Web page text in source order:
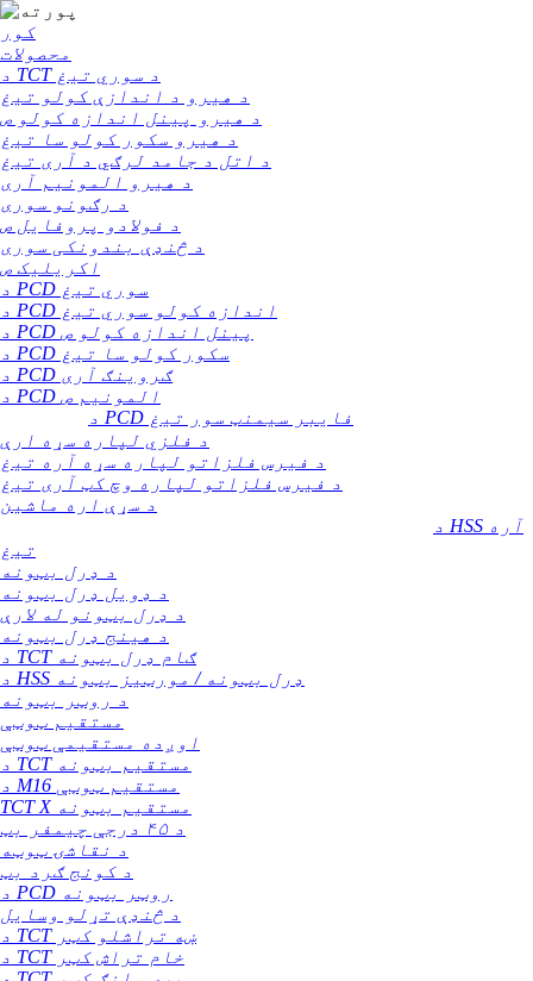
کور
محصولات
د TCT د سوري تیغ
د هیرو د اندازې کولو تیغ
د هیرو پینل اندازه کولو ص
د هیرو سکور کولو سا تیغ
د اتل د جامد لرګي د آری تیغ
د هیرو المونیم آری
د رګونو سوری
د فولادو پروفایل ص
د څنډې بندونکی سوری
اکریلیک ص
د PCD سوري تیغ
د PCD اندازه کولو سوري تیغ
د PCD پینل اندازه کولو ص
د PCD سکور کولو سا تیغ
د PCD ګروینګ آری
د PCD المونیم ص
د PCD فایبر سیمنټ سور تیغ
د فلزي لپاره سړه ارې
د فیرس فلزاتو لپاره سړه آره تیغ
د فیرس فلزاتو لپاره وچ کټ آری تیغ
د سړې اره ماشین
د HSS آره
تیغ
د ډرل بټونه
د ډویل ډرل بټونه
د ډرل بټونو له لارې
د هینج ډرل بټونه
د TCT ګام ډرل بټونه
د HSS ډرل بټونه / مورټیز بټونه
د روټر بټونه
مستقیم ټوټې
اوږده مستقیمې ټوټې
د TCT مستقیم بټونه
د M16 مستقیم ټوټې
TCT X مستقیم بټونه
د ۴۵ درجې چیمفر بټ
د نقاشۍ ټوټه
د کونج ګرد بټ
د PCD روټر بټونه
د څنډې تړلو وسایل
د TCT ښه تراشلو کټر
د TCT خام تراش کټر